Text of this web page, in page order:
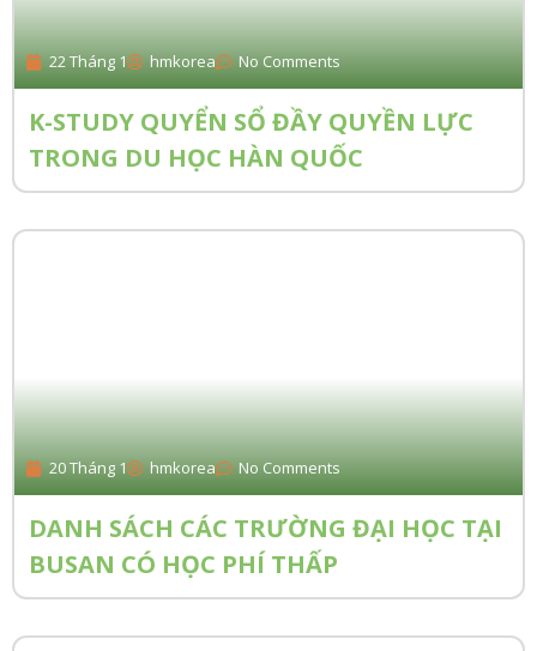
22 Tháng 1 hmkorea No Comments
K-STUDY QUYỂN SỔ ĐẦY QUYỀN LỰC
TRONG DU HỌC HÀN QUỐC
20 Tháng 1 hmkorea No Comments
DANH SÁCH CÁC TRƯỜNG ĐẠI HỌC TẠI
BUSAN CÓ HỌC PHÍ THẤP